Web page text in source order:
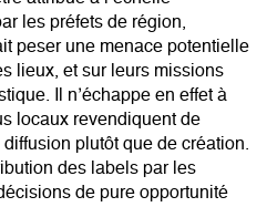
les préfets de région,
peser une menace potentielle
lieux, et sur leurs missions
Il n’échappe en effet à
locaux revendiquent de
plutôt que de création.
des labels par les
de pure opportunité